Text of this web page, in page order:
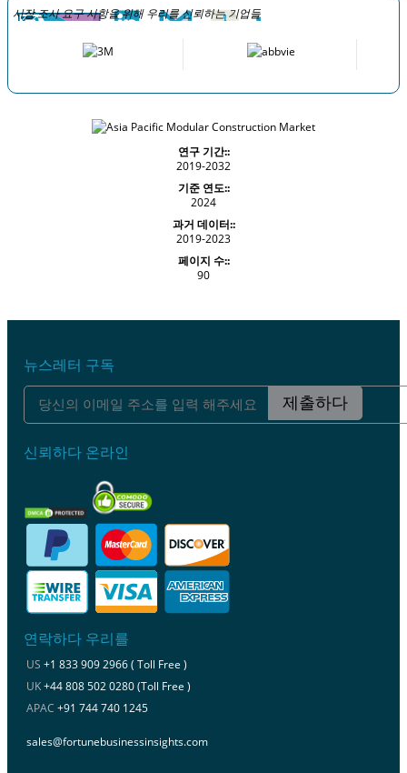
시장 조사 요구 사항을 위해 우리를 신뢰하는 기업들
연구 기간::
2019-2032
기준 연도::
2024
과거 데이터::
2019-2023
페이지 수::
90
뉴스레터 구독
제출하다
신뢰하다 온라인
연락하다 우리를
US +1 833 909 2966 ( Toll Free )
UK+44 808 502 0280 (Toll Free )
APAC +91 744 740 1245
sales@fortunebusinessinsights.com